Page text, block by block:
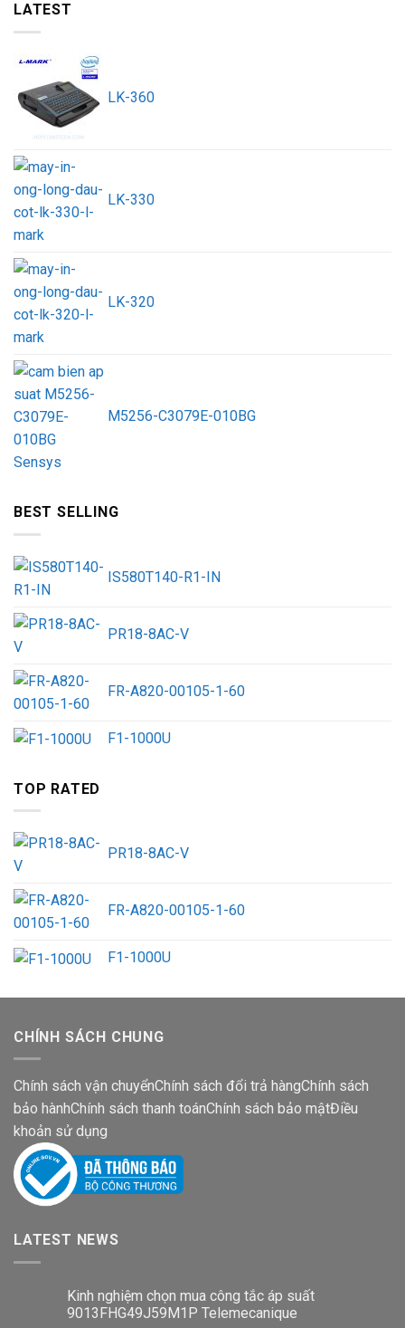
LATEST
LK-360
LK-330
LK-320
M5256-C3079E-010BG
BEST SELLING
IS580T140-R1-IN
PR18-8AC-V
FR-A820-00105-1-60
F1-1000U
TOP RATED
PR18-8AC-V
FR-A820-00105-1-60
F1-1000U
CHÍNH SÁCH CHUNG
Chính sách vận chuyểnChính sách đổi trả hàngChính sách
bảo hànhChính sách thanh toánChính sách bảo mậtĐiều
khoản sử dụng
LATEST NEWS
Kinh nghiệm chọn mua công tắc áp suất
9013FHG49J59M1P Telemecanique